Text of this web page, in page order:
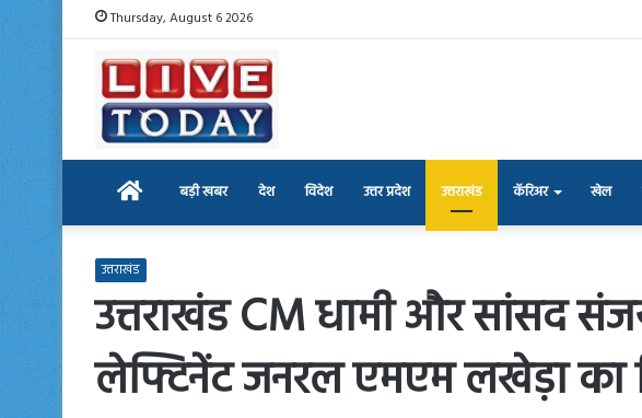
Thursday, August 6 2026
Home बड़ी खबर देश विदेश उत्तर प्रदेश उत्तराखंड कॅरिअर खेल
उत्तराखंड
उत्तराखंड CM धामी और सांसद
लेफ्टिनेंट जनरल एमएम लखेड़ा का